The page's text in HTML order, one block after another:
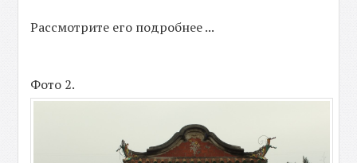
Рассмотрите его подробнее ...
Фото 2.